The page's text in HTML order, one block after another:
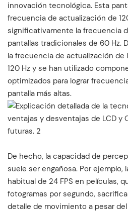
innovación tecnológica. Esta
frecuencia de actualización de
significativamente la frecuencia
pantallas tradicionales de 60 Hz.
la frecuencia de actualización de
120 Hz y se han utilizado
optimizados para lograr
pantalla más altas.
De hecho, la capacidad de
suele ser engañosa. Por ejemplo,
habitual de 24 FPS en películas,
fotogramas por segundo,
detalle de movimiento a pesar